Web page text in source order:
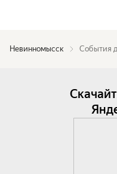
Невинномысск События